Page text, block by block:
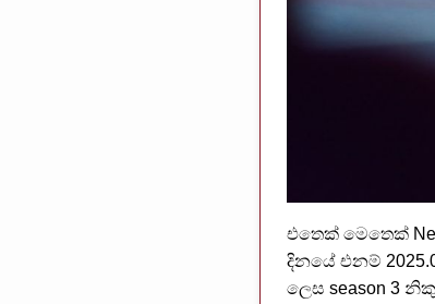
එතෙක් මෙතෙක්
දිනයේ එනම්
ලෙස season 3